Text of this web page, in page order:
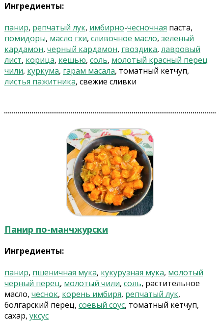
Ингредиенты:
панир, репчатый лук, имбирно-чесночная паста,
помидоры, масло гхи, сливочное масло, зеленый
кардамон, черный кардамон, гвоздика, лавровый
лист, корица, кешью, соль, молотый красный перец
чили, куркума, гарам масала, томатный кетчуп,
листья пажитника, свежие сливки
Панир по-манчжурски
Ингредиенты:
панир, пшеничная мука, кукурузная мука, молотый
черный перец, молотый чили, соль, растительное
масло, чеснок, корень имбиря, репчатый лук,
болгарский перец, соевый соус, томатный кетчуп,
сахар, уксус